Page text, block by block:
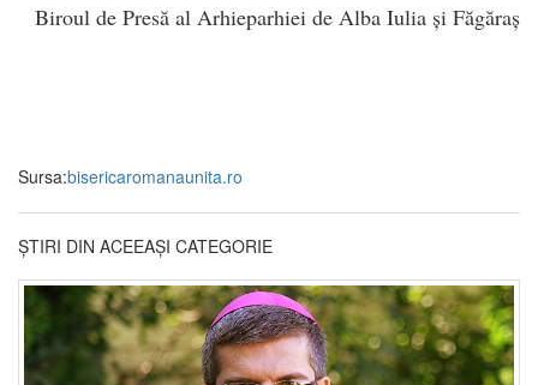
Biroul de Presă al Arhieparhiei de Alba Iulia și Făgăraș
Sursa:bisericaromanaunita.ro
ȘTIRI DIN ACEEAȘI CATEGORIE